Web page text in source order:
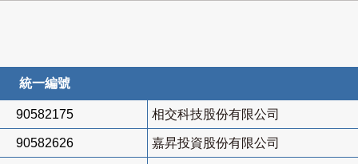
統一編號
90582175 相交科技股份有限公司
90582626 嘉昇投資股份有限公司